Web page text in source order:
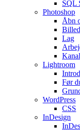
SQL
Photoshop
Åbn
Lag
Lightroom
Før
WordPress
CSS
InDesign